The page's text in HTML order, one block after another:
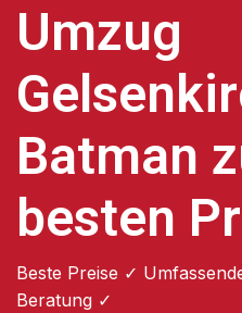
Umzug
Batman
besten
Beste Preise ✓
Beratung ✓